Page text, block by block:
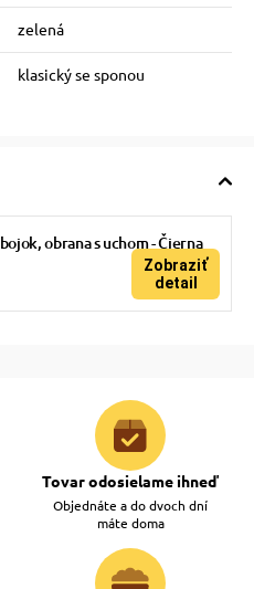
zelená
klasický se sponou
obrana s uchom - Čierna
Zobraziť
detail
Tovar odosielame ihneď
Objednáte a do dvoch dní
máte doma